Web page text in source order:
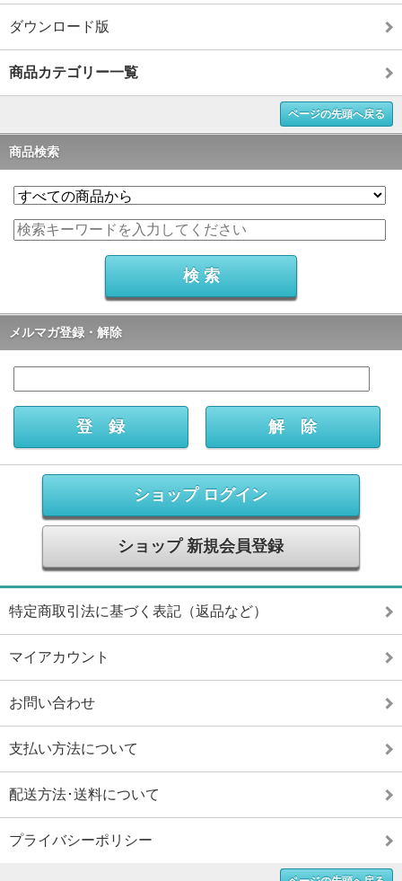
ダウンロード版
商品カテゴリー一覧
ページの先頭へ戻る
商品検索
メルマガ登録・解除
ショップ ログイン
ショップ 新規会員登録
特定商取引法に基づく表記（返品など）
マイアカウント
お問い合わせ
支払い方法について
配送方法･送料について
プライバシーポリシー